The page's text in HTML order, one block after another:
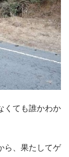
くても誰かわか
ら、果たしてゲ